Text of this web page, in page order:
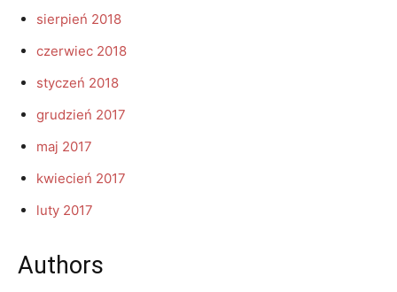
sierpień 2018
czerwiec 2018
styczeń 2018
grudzień 2017
maj 2017
kwiecień 2017
luty 2017
Authors